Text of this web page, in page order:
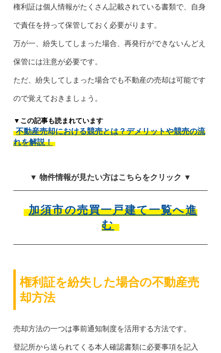
権利証は個人情報がたくさん記載されている書類で、自身
で責任を持って保管しておく必要がります。
万が一、紛失してしまった場合、再発行ができないんどえ
保管には注意が必要です。
ただ、紛失してしまった場合でも不動産の売却は可能です
ので覚えておきましょう。
▼この記事も読まれています
不動産売却における競売とは？デメリットや競売の流
れを解説！
▼ 物件情報が見たい方はこちらをクリック ▼
加須市の売買一戸建て一覧へ進
む
権利証を紛失した場合の不動産売
却方法
売却方法の一つは事前通知制度を活用する方法です。
登記所から送られてくる本人確認書類に必要事項を記入